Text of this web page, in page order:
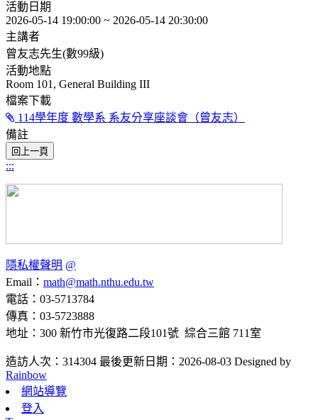
活動日期
2026-05-14 19:00:00 ~ 2026-05-14 20:30:00
主講者
曾友志先生(數99級)
活動地點
Room 101, General Building III
檔案下載
114學年度 數學系 系友分享座談會（曾友志）
備註
:::
隱私權聲明 @
Email： math@math.nthu.edu.tw
電話：03-5713784
傳真：03-5723888
地址：300 新竹市光復路二段101號 綜合三館 711室
造訪人次：314304 最後更新日期：2026-08-03 Designed by
Rainbow
網站導覽
登入